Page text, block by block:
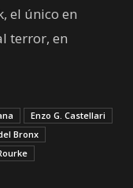
el único en
terror, en
Enzo G. Castellari
Bronx